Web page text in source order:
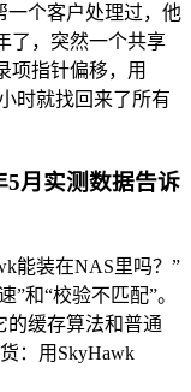
一个客户处理过，他
了，突然一个共享
项指针偏移，用
时就找回来了所有
5月实测数据告诉
能装在NAS里吗？”
和“校验不匹配”。
的缓存算法和普通
：用SkyHawk